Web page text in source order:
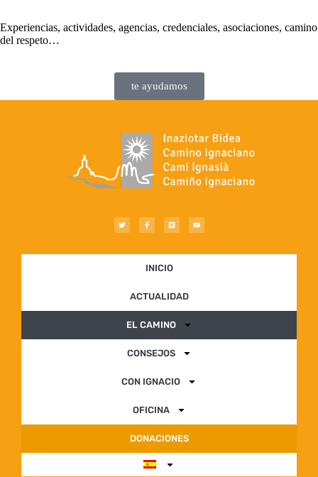
Experiencias, actividades, agencias, credenciales, asociaciones, camino
del respeto…
te ayudamos
INICIO
ACTUALIDAD
EL CAMINO
CONSEJOS
CON IGNACIO
OFICINA
DONACIONES